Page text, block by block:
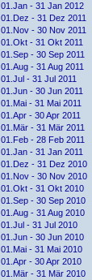
01.Jan - 31 Jan 2012
01.Dez - 31 Dez 2011
01.Nov - 30 Nov 2011
01.Okt - 31 Okt 2011
01.Sep - 30 Sep 2011
01.Aug - 31 Aug 2011
01.Jul - 31 Jul 2011
01.Jun - 30 Jun 2011
01.Mai - 31 Mai 2011
01.Apr - 30 Apr 2011
01.Mär - 31 Mär 2011
01.Feb - 28 Feb 2011
01.Jan - 31 Jan 2011
01.Dez - 31 Dez 2010
01.Nov - 30 Nov 2010
01.Okt - 31 Okt 2010
01.Sep - 30 Sep 2010
01.Aug - 31 Aug 2010
01.Jul - 31 Jul 2010
01.Jun - 30 Jun 2010
01.Mai - 31 Mai 2010
01.Apr - 30 Apr 2010
01.Mär - 31 Mär 2010